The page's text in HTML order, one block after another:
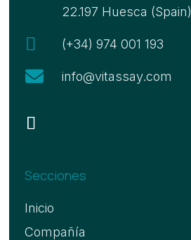
22.197 Huesca (Spain)
 (+34) 974 001 193
 info@vitassay.com
Secciones
Inicio
Compañía